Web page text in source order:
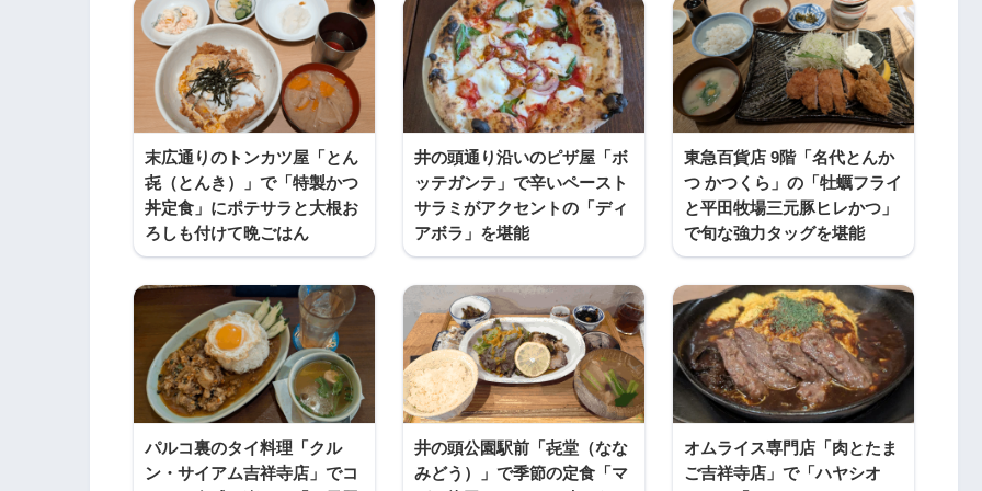
末広通りのトンカツ屋「とん
㐂（とんき）」で「特製かつ
丼定食」にポテサラと大根お
ろしも付けて晩ごはん
井の頭通り沿いのピザ屋「ボ
ッテガンテ」で辛いペースト
サラミがアクセントの「ディ
アボラ」を堪能
東急百貨店 9階「名代とんか
つ かつくら」の「牡蠣フライ
と平田牧場三元豚ヒレかつ」
で旬な強力タッグを堪能
パルコ裏のタイ料理「クル
ン・サイアム吉祥寺店」でコ
井の頭公園駅前「㐂堂（なな
みどう）」で季節の定食「マ
オムライス専門店「肉とたま
ご吉祥寺店」で「ハヤシオ